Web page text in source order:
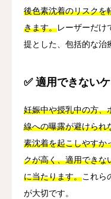
後色素沈着のリスクを
きます。レーザーだけ
提とした、包括的な治
✅ 適用できない
妊娠中や授乳中の方、
線への曝露が避けられ
素沈着を起こしやすか
クが高く、適用できな
に当たります。これら
が大切です。